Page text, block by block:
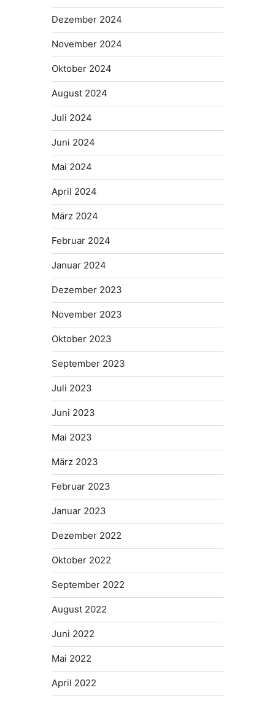
Dezember 2024
November 2024
Oktober 2024
August 2024
Juli 2024
Juni 2024
Mai 2024
April 2024
März 2024
Februar 2024
Januar 2024
Dezember 2023
November 2023
Oktober 2023
September 2023
Juli 2023
Juni 2023
Mai 2023
März 2023
Februar 2023
Januar 2023
Dezember 2022
Oktober 2022
September 2022
August 2022
Juni 2022
Mai 2022
April 2022